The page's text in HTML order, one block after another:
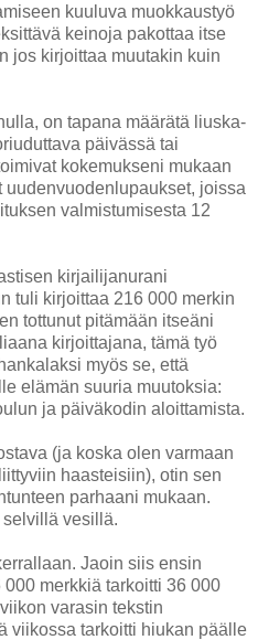
kuuluva muokkaustyö
keinoja pakottaa itse
jos kirjoittaa muutakin kuin
on tapana määrätä liuska-
päivässä tai
kokemukseni mukaan
joissa
valmistumisesta 12
kirjailijanurani
tuli kirjoittaa 216 000 merkin
tottunut pitämään itseäni
kirjoittajana, tämä työ
myös se, että
elämän suuria muutoksia:
ja päiväkodin aloittamista.
(ja koska olen varmaan
haasteisiin), otin sen
parhaani mukaan.
vesillä.
Jaoin siis ensin
merkkiä tarkoitti 36 000
varasin tekstin
viikossa tarkoitti hiukan päälle